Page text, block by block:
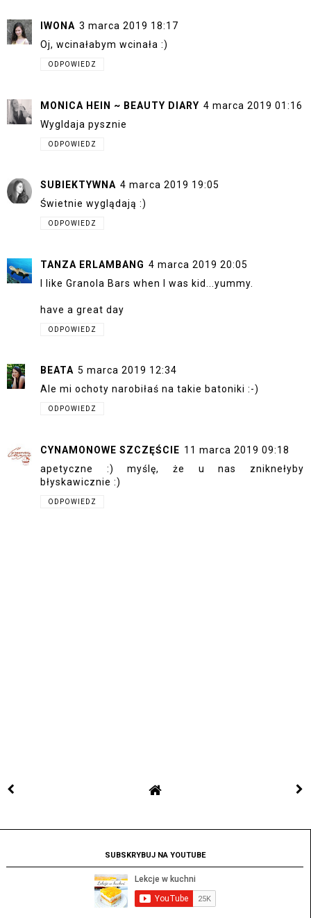
IWONA 3 marca 2019 18:17
Oj, wcinałabym wcinała :)
ODPOWIEDZ
MONICA HEIN ~ BEAUTY DIARY 4 marca 2019 01:16
Wygldaja pysznie
ODPOWIEDZ
SUBIEKTYWNA 4 marca 2019 19:05
Świetnie wyglądają :)
ODPOWIEDZ
TANZA ERLAMBANG 4 marca 2019 20:05
I like Granola Bars when I was kid...yummy.
have a great day
ODPOWIEDZ
BEATA 5 marca 2019 12:34
Ale mi ochoty narobiłaś na takie batoniki :-)
ODPOWIEDZ
CYNAMONOWE SZCZĘŚCIE 11 marca 2019 09:18
apetyczne :) myślę, że u nas zniknełyby
błyskawicznie :)
ODPOWIEDZ
SUBSKRYBUJ NA YOUTUBE